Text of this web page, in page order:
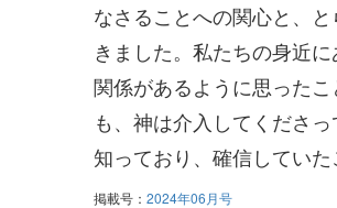
なさることへの関心と、
きました。私たちの身近
関係があるように思った
も、神は介入してくださ
知っており、確信してい
掲載号： 2024年06月号